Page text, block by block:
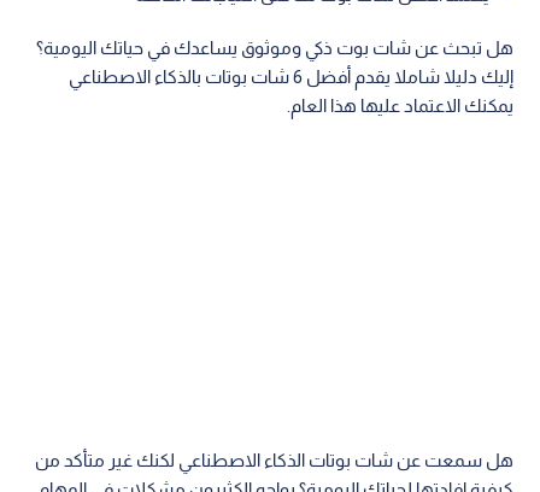
هل تبحث عن شات بوت ذكي وموثوق يساعدك في حياتك اليومية؟
إليك دليلا شاملا يقدم أفضل 6 شات بوتات بالذكاء الاصطناعي
يمكنك الاعتماد عليها هذا العام.
هل سمعت عن شات بوتات الذكاء الاصطناعي لكنك غير متأكد من